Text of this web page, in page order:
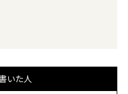
いた人